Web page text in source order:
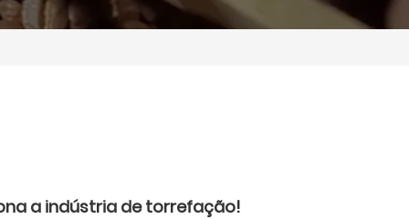
a indústria de torrefação!